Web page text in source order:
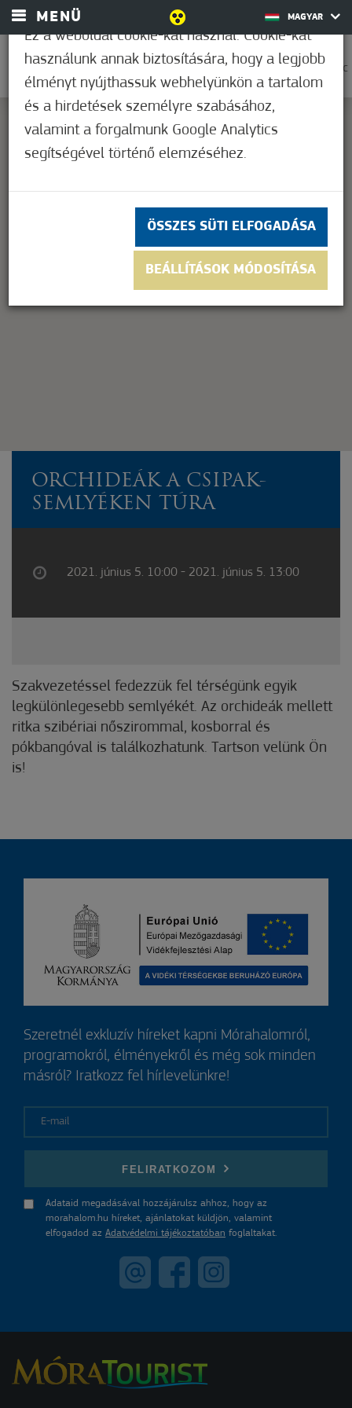
MENÜ MAGYAR
0
38,9°C
This page can't load Google Maps correctly.
Do you own this website? OK
ORCHIDEÁK A CSIPAK-
SEMLYÉKEN TÚRA
2021. június 5. 10:00 - 2021. június 5. 13:00
Szakvezetéssel fedezzük fel térségünk egyik
legkülönlegesebb semlyékét. Az orchideák mellett
ritka szibériai nőszirommal, kosborral és
pókbangóval is találkozhatunk. Tartson velünk Ön
is!
Ez a weboldal cookie-kat használ. Cookie-kat
használunk annak biztosítására, hogy a legjobb
élményt nyújthassuk webhelyünkön a tartalom
és a hirdetések személyre szabásához,
valamint a forgalmunk Google Analytics
segítségével történő elemzéséhez.
ÖSSZES SÜTI ELFOGADÁSA
BEÁLLÍTÁSOK MÓDOSÍTÁSA
Szeretnél exkluzív híreket kapni Mórahalomról,
programokról, élményekről és még sok minden
másról? Iratkozz fel hírlevelünkre!
FELIRATKOZOM
Adataid megadásával hozzájárulsz ahhoz, hogy az
morahalom.hu híreket, ajánlatokat küldjön, valamint
elfogadod az Adatvédelmi tájékoztatóban foglaltakat.